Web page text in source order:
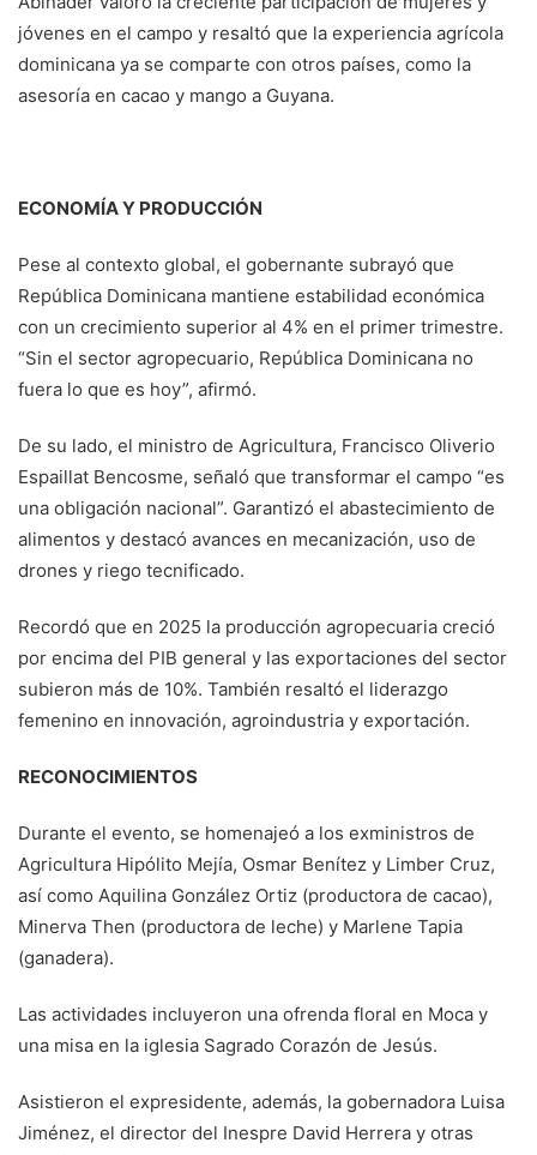
jóvenes en el campo y resaltó que la experiencia agrícola
dominicana ya se comparte con otros países, como la
asesoría en cacao y mango a Guyana.
ECONOMÍA Y PRODUCCIÓN
Pese al contexto global, el gobernante subrayó que
República Dominicana mantiene estabilidad económica
con un crecimiento superior al 4% en el primer trimestre.
“Sin el sector agropecuario, República Dominicana no
fuera lo que es hoy”, afirmó.
De su lado, el ministro de Agricultura, Francisco Oliverio
Espaillat Bencosme, señaló que transformar el campo “es
una obligación nacional”. Garantizó el abastecimiento de
alimentos y destacó avances en mecanización, uso de
drones y riego tecnificado.
Recordó que en 2025 la producción agropecuaria creció
por encima del PIB general y las exportaciones del sector
subieron más de 10%. También resaltó el liderazgo
femenino en innovación, agroindustria y exportación.
RECONOCIMIENTOS
Durante el evento, se homenajeó a los exministros de
Agricultura Hipólito Mejía, Osmar Benítez y Limber Cruz,
así como Aquilina González Ortiz (productora de cacao),
Minerva Then (productora de leche) y Marlene Tapia
(ganadera).
Las actividades incluyeron una ofrenda floral en Moca y
una misa en la iglesia Sagrado Corazón de Jesús.
Asistieron el expresidente, además, la gobernadora Luisa
Jiménez, el director del Inespre David Herrera y otras